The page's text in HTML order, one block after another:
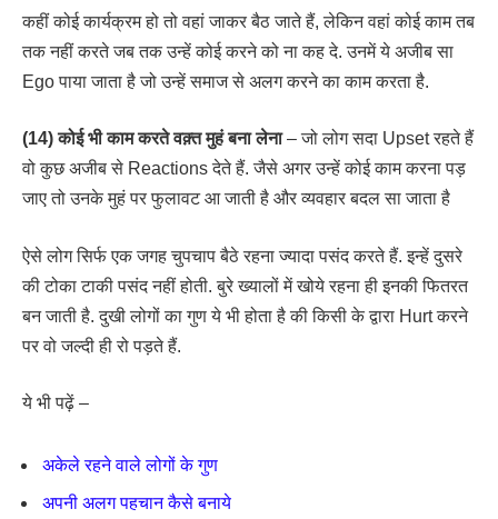
कहीं कोई कार्यक्रम हो तो वहां जाकर बैठ जाते हैं, लेकिन वहां कोई काम तब
तक नहीं करते जब तक उन्हें कोई करने को ना कह दे. उनमें ये अजीब सा
Ego पाया जाता है जो उन्हें समाज से अलग करने का काम करता है.
(14) कोई भी काम करते वक़्त मुहं बना लेना– जो लोग सदा Upset रहते हैं
वो कुछ अजीब से Reactions देते हैं. जैसे अगर उन्हें कोई काम करना पड़
जाए तो उनके मुहं पर फुलावट आ जाती है और व्यवहार बदल सा जाता है
ऐसे लोग सिर्फ एक जगह चुपचाप बैठे रहना ज्यादा पसंद करते हैं. इन्हें दुसरे
की टोका टाकी पसंद नहीं होती. बुरे ख्यालों में खोये रहना ही इनकी फितरत
बन जाती है. दुखी लोगों का गुण ये भी होता है की किसी के द्वारा Hurt करने
पर वो जल्दी ही रो पड़ते हैं.
ये भी पढ़ें –
अकेले रहने वाले लोगों के गुण
अपनी अलग पहचान कैसे बनाये